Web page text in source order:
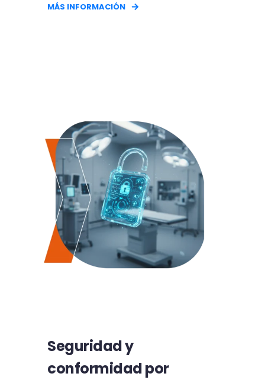
MÁS INFORMACIÓN
Seguridad y
conformidad por